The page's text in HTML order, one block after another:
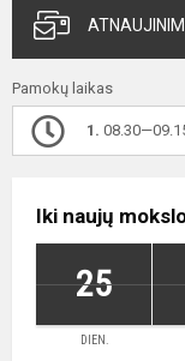
Pamokų laikas
1.
Iki naujų
25
DIEN.